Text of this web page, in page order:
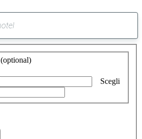
suggerimento
trovato
(optional)
Scegli